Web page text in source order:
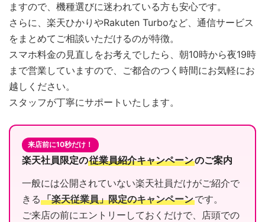
ますので、機種選びに迷われている方も安心です。
さらに、楽天ひかりやRakuten Turboなど、通信サービス
をまとめてご相談いただけるのが特徴。
スマホ料金の見直しをお考えでしたら、朝10時から夜19時
まで営業していますので、ご都合のつく時間にお気軽にお
越しください。
スタッフが丁寧にサポートいたします。
来店前に10秒だけ！
楽天社員限定の従業員紹介キャンペーンのご案内
一般には公開されていない楽天社員だけがご紹介で
きる 「楽天従業員」限定のキャンペーンです。
ご来店の前にエントリーしておくだけで、店頭での